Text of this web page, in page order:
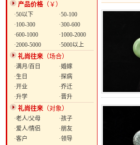
产品价格（￥）
·50以下
·50-100
·100-300
·300-600
·600-1000
·1000-2000
·2000-5000
·5000以上
礼尚往来 （场合）
·满月/百日
·婚嫁
·生日
·探病
·开业
·乔迁
·升学
·晋升
礼尚往来 （对象）
·老人/父母
·孩子
·爱人/情侣
·朋友
·客户
·领导